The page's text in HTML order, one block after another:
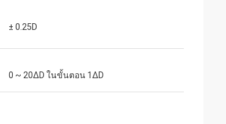
± 0.25D
0 ~ 20∆D ในขั้นตอน 1∆D